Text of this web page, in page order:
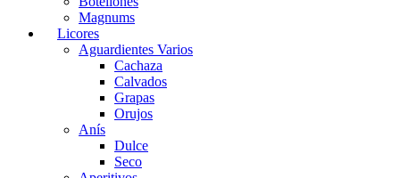
Magnums
Licores
Aguardientes Varios
Cachaza
Calvados
Grapas
Orujos
Anís
Dulce
Seco